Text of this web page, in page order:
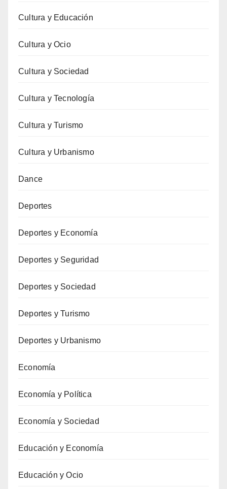
Cultura y Educación
Cultura y Ocio
Cultura y Sociedad
Cultura y Tecnología
Cultura y Turismo
Cultura y Urbanismo
Dance
Deportes
Deportes y Economía
Deportes y Seguridad
Deportes y Sociedad
Deportes y Turismo
Deportes y Urbanismo
Economía
Economía y Política
Economía y Sociedad
Educación y Economía
Educación y Ocio